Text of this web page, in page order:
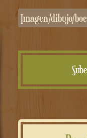
Imagen/dibujo/